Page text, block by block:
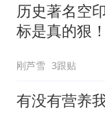
历史著名空
标是真的狠！
刚芦雪 3跟贴
有没有营养